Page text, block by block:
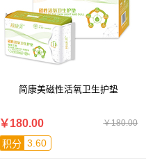
简康美磁性活氧卫生护垫
￥180.00
￥180.00
积分 3.60